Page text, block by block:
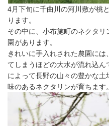
「ストレンジ」・・・極早生
め。生食でもジャムはスイー
「メイグランド」・・・食べ
特徴です。
7月下旬〜８月上旬
「倉島ネクタリン」・・・甘
リジナル品種。芳醇な香りが楽
8月上旬〜8月中旬
「スイートトップ」・・スイ
ネクタリンです。
4月下旬に千曲川の河川敷が桃
ります。
その中に、小布施町のネクタ
園があります。
きれいに手入れされた農園に
てしまうほどの大水が流れ込
によって長野の山々の豊かな
味のあるネクタリンが育ちます。